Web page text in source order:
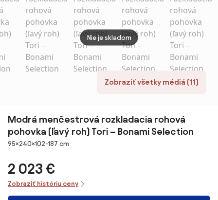
Zobraziť všetky médiá (11)
Nie je skladom
Modrá menčestrová rozkladacia rohová
pohovka (ľavý roh) Tori – Bonami Selection
Rozmery
95×240×102-187 cm
2 023 €
Zobraziť históriu ceny